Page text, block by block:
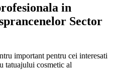
in
Sector
important pentru cei interesati
tatuajului cosmetic al